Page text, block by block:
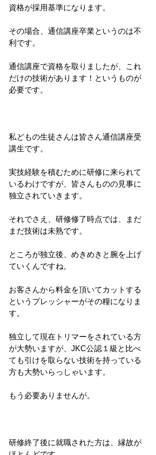
資格が採用基準になります。
その場合、通信講座卒業というのは不
利です。
通信講座で資格を取りましたが、これ
だけの技術があります！というものが
必要です。
私どもの生徒さんは皆さん通信講座受
講生です。
実技経験を積むために研修に来られて
いるわけですが、皆さんものの見事に
独立されていきます。
それでさえ、研修修了時点では、まだ
まだ技術は未熟です。
ところが独立後、めきめきと腕を上げ
ていくんですね。
お客さんから料金を頂いてカットする
というプレッシャーがその糧になりま
す。
独立して現在トリマーをされている方
が大勢いますが、JKC公認１級と比べ
ても引けを取らない技術を持っている
方も大勢いらっしゃいます。
もう必要ありませんが。
研修終了後に就職された方は、縁故が